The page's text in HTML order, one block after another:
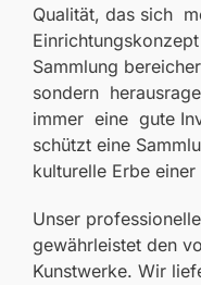
Qualität, das sich
Sammlung
sondern
immer eine gute
schützt eine
kulturelle Erbe einer
Unser
gewährleistet den
Kunstwerke. Wir